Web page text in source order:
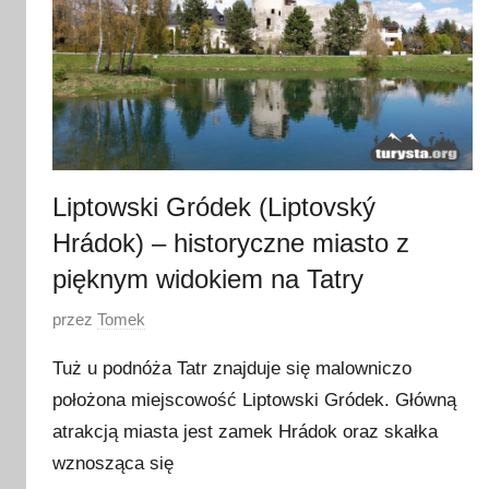
Liptowski Gródek (Liptovský
Hrádok) – historyczne miasto z
pięknym widokiem na Tatry
O
u
b
l
i
przez Tomek
Tuż u podnóża Tatr znajduje się malowniczo
położona miejscowość Liptowski Gródek. Główną
atrakcją miasta jest zamek Hrádok oraz skałka
wznosząca się